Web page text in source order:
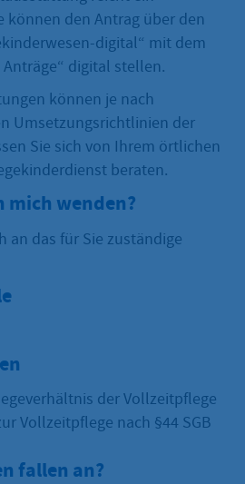
können den Antrag über den
digital“ mit dem
digital stellen.
können je nach
Umsetzungsrichtlinien der
Sie sich von Ihrem örtlichen
beraten.
mich wenden?
an das für Sie zuständige
der Vollzeitpflege
Vollzeitpflege nach §44 SGB
fallen an?